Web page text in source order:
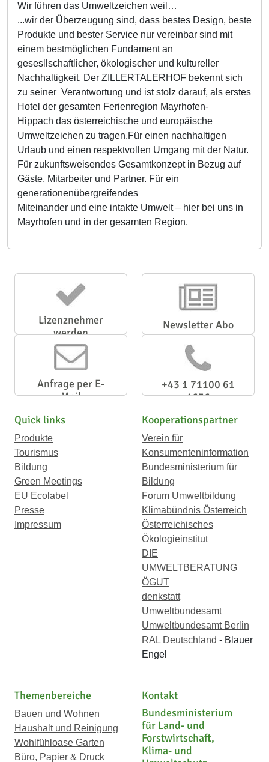
Wir führen das Umweltzeichen weil…
...wir der Überzeugung sind, dass bestes Design, beste
Produkte und bester Service nur vereinbar sind mit
einem bestmöglichen Fundament an
gesesllschaftlicher, ökologischer und kultureller
Nachhaltigkeit. Der ZILLERTALERHOF bekennt sich
zu seiner Verantwortung und ist stolz darauf, als erstes
Hotel der gesamten Ferienregion Mayrhofen-
Hippach das österreichische und europäische
Umweltzeichen zu tragen.Für einen nachhaltigen
Urlaub und einen respektvollen Umgang mit der Natur.
Für zukunftsweisendes Gesamtkonzept in Bezug auf
Gäste, Mitarbeiter und Partner. Für ein
generationenübergreifendes
Miteinander und eine intakte Umwelt – hier bei uns in
Mayrhofen und in der gesamten Region.
Lizenznehmer
werden
Newsletter Abo
Anfrage per E-
Mail
+43 1 71100 61
1656
Quick links
Produkte
Tourismus
Bildung
Green Meetings
EU Ecolabel
Presse
Impressum
Kooperationspartner
Verein für
Konsumenteninformation
Bundesministerium für
Bildung
Forum Umweltbildung
Klimabündnis Österreich
Österreichisches
Ökologieinstitut
DIE
UMWELTBERATUNG
ÖGUT
denkstatt
Umweltbundesamt
Umweltbundesamt Berlin
RAL Deutschland - Blauer
Engel
Themenbereiche
Bauen und Wohnen
Haushalt und Reinigung
Wohlfühloase Garten
Büro, Papier & Druck
Kontakt
Bundesministerium
für Land- und
Forstwirtschaft,
Klima- und